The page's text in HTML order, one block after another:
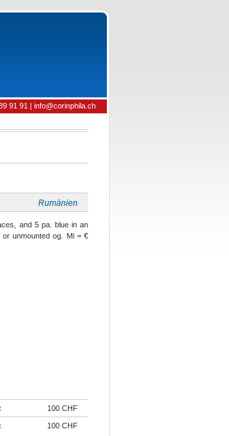
91 91 | info@corinphila.ch
Rumänien
and 5 pa. blue in an
unmounted og. Mi = €
100 CHF
100 CHF